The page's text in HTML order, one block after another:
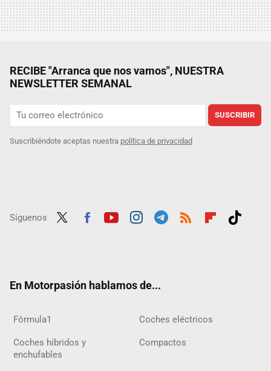
RECIBE "Arranca que nos vamos", NUESTRA
NEWSLETTER SEMANAL
SUSCRIBIR
Suscribiéndote aceptas nuestra política de privacidad
Síguenos
En Motorpasión hablamos de...
Fórmula1 Coches eléctricos
Coches híbridos y
enchufables
Compactos